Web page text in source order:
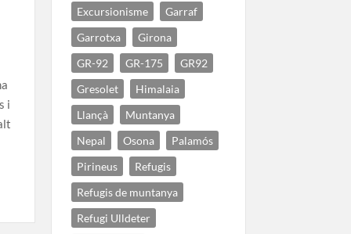
i
Excursionisme
Garraf
Garrotxa
Girona
GR-92
GR-175
GR92
Gresolet
Himalaia
Llançà
Muntanya
Nepal
Osona
Palamós
Pirineus
Refugis
Refugis de muntanya
Refugi Ulldeter